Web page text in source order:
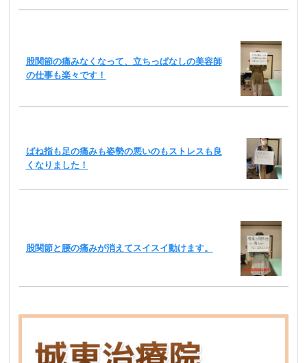
股関節の痛みなくなって、立ちっぱなしの美容師
の仕事も楽々です！
ばね指も足の痛みも姿勢の悪いのもストレスも良
くなりました！
股関節と腰の痛みが消えてスイスイ動けます。